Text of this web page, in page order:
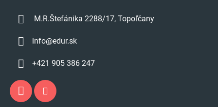
M.R.Štefánika 2288/17, Topoľčany
info@edur.sk
+421 905 386 247